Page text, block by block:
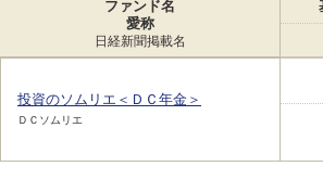
ファンド名
愛称
日経新聞掲載名
投資のソムリエ＜ＤＣ年金＞
ＤＣソムリエ